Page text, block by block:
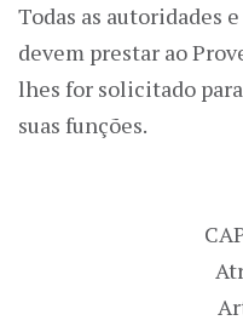
Todas as autoridades
devem prestar ao
lhes for solicitado
suas funções.